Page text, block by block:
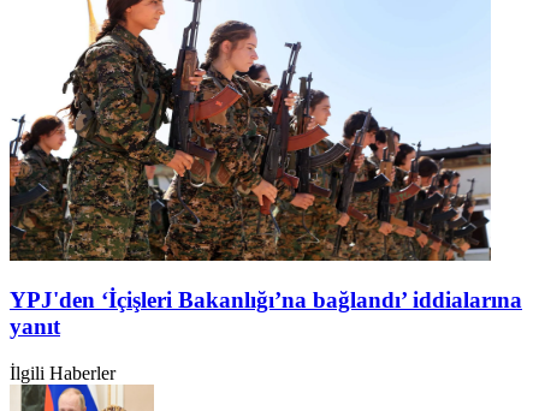
YPJ'den ‘İçişleri Bakanlığı’na bağlandı’ iddialarına
yanıt
İlgili Haberler